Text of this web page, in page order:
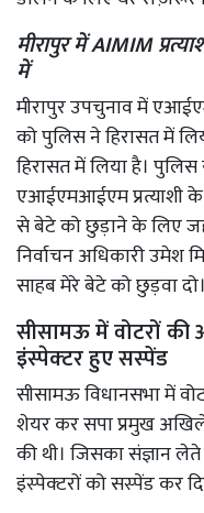
मीरापुर में AIMIM
में
मीरापुर उपचुनाव में
को पुलिस ने हिरासत में
हिरासत में लिया है।
एआईएमआईएम प्रत्याशी
से बेटे को छुड़ाने के लिए
निर्वाचन अधिकारी उमेश
साहब मेरे बेटे को छुड़वा दो।
सीसामऊ में वोटरों
इंस्‍पेक्‍टर हुए सस्‍पेंड
सीसामऊ विधानसभा में
शेयर कर सपा प्रमुख
की थी। जिसका संज्ञान
इंस्‍पेक्‍टरों को सस्‍पेंड कर